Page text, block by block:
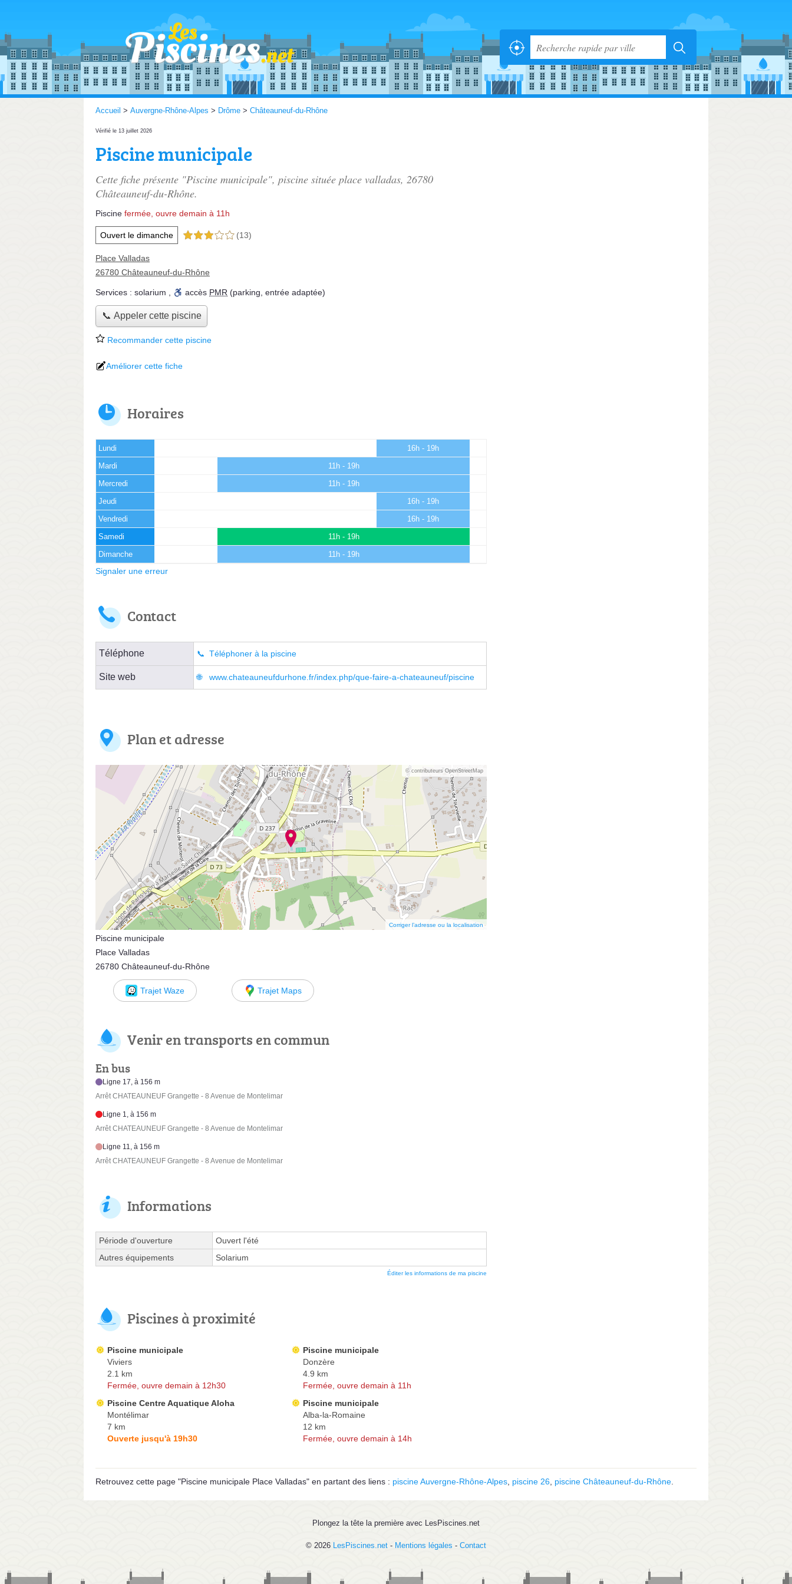
Accueil > Auvergne-Rhône-Alpes > Drôme > Châteauneuf-du-Rhône
Vérifié le 13 juillet 2026
Piscine municipale
Cette fiche présente "Piscine municipale", piscine située place valladas, 26780
Châteauneuf-du-Rhône.
Piscine fermée, ouvre demain à 11h
Ouvert le dimanche 3,0 étoiles sur 5 (13)
Place Valladas
26780 Châteauneuf-du-Rhône
Services : solarium accès PMR (parking, entrée adaptée)
📞 Appeler cette piscine
Recommander cette piscine
Améliorer cette fiche
Horaires
Lundi 16h - 19h
Mardi 11h - 19h
Mercredi 11h - 19h
Jeudi 16h - 19h
Vendredi 16h - 19h
Samedi 11h - 19h
Dimanche 11h - 19h
Signaler une erreur
Contact
Téléphone Téléphoner à la piscine
Site web www.chateauneufdurhone.fr/index.php/que-faire-a-chateauneuf/piscine
Plan et adresse
© contributeurs OpenStreetMap
Corriger l’adresse ou la localisation
Piscine municipale
Place Valladas
26780 Châteauneuf-du-Rhône
Trajet Waze Trajet Maps
Venir en transports en commun
En bus
Ligne 17, à 156 m
Arrêt CHATEAUNEUF Grangette - 8 Avenue de Montelimar
Ligne 1, à 156 m
Arrêt CHATEAUNEUF Grangette - 8 Avenue de Montelimar
Ligne 11, à 156 m
Arrêt CHATEAUNEUF Grangette - 8 Avenue de Montelimar
Informations
Période d'ouverture
Ouvert l'été
Autres équipements
Solarium
Éditer les informations de ma piscine
Piscines à proximité
Piscine municipale
Viviers
2.1 km
Fermée, ouvre demain à 12h30
Piscine municipale
Donzère
4.9 km
Fermée, ouvre demain à 11h
Piscine Centre Aquatique Aloha
Montélimar
7 km
Ouverte jusqu'à 19h30
Piscine municipale
Alba-la-Romaine
12 km
Fermée, ouvre demain à 14h
Retrouvez cette page "Piscine municipale Place Valladas" en partant des liens : piscine Auvergne-Rhône-Alpes piscine 26 piscine Châteauneuf-du-Rhône
Plongez la tête la première avec LesPiscines.net
© 2026 LesPiscines.net - Mentions légales - Contact